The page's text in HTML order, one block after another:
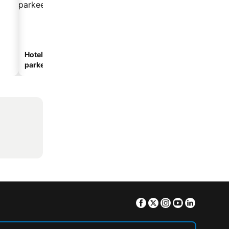
Hotels met
parkeergelegenheid
Facebook
TwitterInstagram
Youtube